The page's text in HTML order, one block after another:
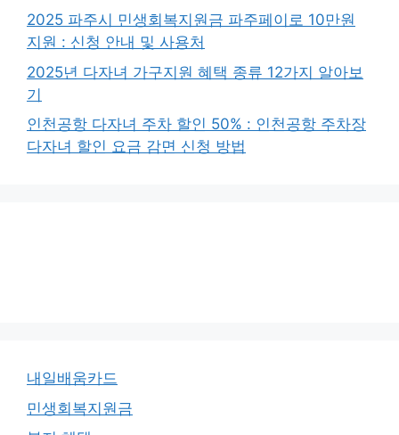
2025 파주시 민생회복지원금 파주페이로 10만원
지원 : 신청 안내 및 사용처
2025년 다자녀 가구지원 혜택 종류 12가지 알아보
기
인천공항 다자녀 주차 할인 50% : 인천공항 주차장
다자녀 할인 요금 감면 신청 방법
내일배움카드
민생회복지원금